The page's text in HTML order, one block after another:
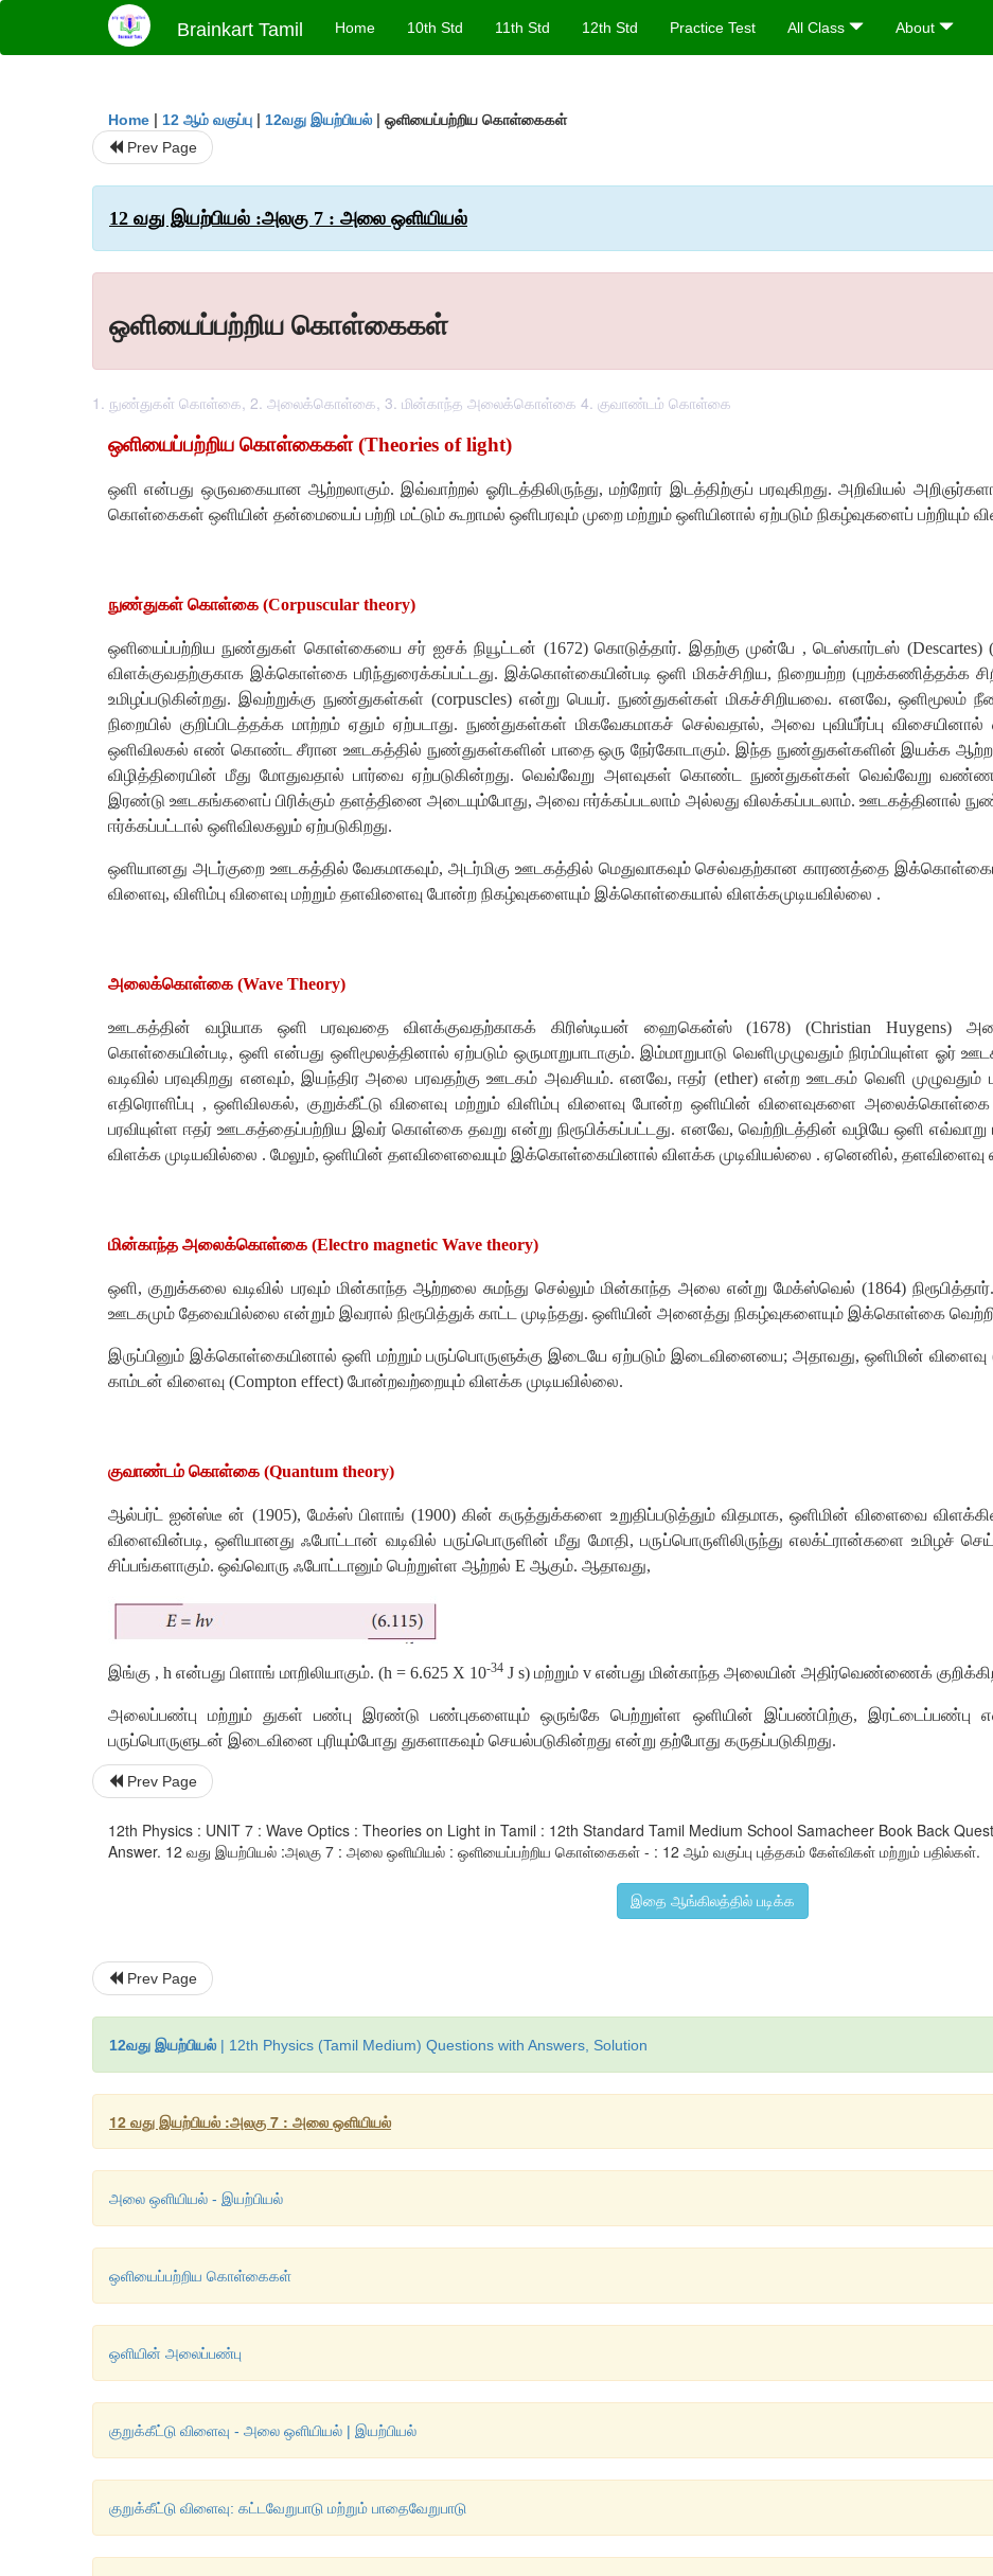
Brainkart Tamil Home 10th Std 11th Std 12th Std Practice Test All Class About
Home | 12 ஆம் வகுப்பு | 12வது இயற்பியல் | ஒளியைப்பற்றிய கொள்கைகள்
Prev Page
12 வது இயற்பியல் :அலகு 7 : அலை ஒளியியல்
ஒளியைப்பற்றிய கொள்கைகள்
1. நுண்துகள் கொள்கை, 2. அலைக்கொள்கை, 3. மின்காந்த அலைக்கொள்கை 4. குவாண்டம் கொள்கை
ஒளியைப்பற்றிய கொள்கைகள் (Theories of light)
ஒளி என்பது ஒருவகையான ஆற்றலாகும். இவ்வாற்றல் ஓரிடத்திலிருந்து, மற்றோர் இடத்திற்குப் பரவுகிறது. அறிவியல்
கொள்கைகள் ஒளியின் தன்மையைப் பற்றி மட்டும் கூறாமல் ஒளிபரவும் முறை மற்றும் ஒளியினால் ஏற்படும் நிகழ்வுகளைப் பற்றியும்
நுண்துகள் கொள்கை (Corpuscular theory)
ஒளியைப்பற்றிய நுண்துகள் கொள்கையை சர் ஐசக் நியூட்டன் (1672) கொடுத்தார். இதற்கு முன்பே , டெஸ்கார்டஸ் (Descartes)
விளக்குவதற்குகாக இக்கொள்கை பரிந்துரைக்கப்பட்டது. இக்கொள்கையின்படி ஒளி மிகச்சிறிய, நிறையற்ற (புறக்கணித்தக்க
உமிழப்படுகின்றது. இவற்றுக்கு நுண்துகள்கள் (corpuscles) என்று பெயர். நுண்துகள்கள் மிகச்சிறியவை. எனவே, ஒளிமூலம்
நிறையில் குறிப்பிடத்தக்க மாற்றம் ஏதும் ஏற்படாது. நுண்துகள்கள் மிகவேகமாகச் செல்வதால், அவை புவியீர்ப்பு
ஒளிவிலகல் எண் கொண்ட சீரான ஊடகத்தில் நுண்துகள்களின் பாதை ஒரு நேர்கோடாகும். இந்த நுண்துகள்களின் இயக்க
விழித்திரையின் மீது மோதுவதால் பார்வை ஏற்படுகின்றது. வெவ்வேறு அளவுகள் கொண்ட நுண்துகள்கள் வெவ்வேறு
இரண்டு ஊடகங்களைப் பிரிக்கும் தளத்தினை அடையும்போது, அவை ஈர்க்கப்படலாம் அல்லது விலக்கப்படலாம். ஊடகத்தினால்
ஈர்க்கப்பட்டால் ஒளிவிலகலும் ஏற்படுகிறது.
ஒளியானது அடர்குறை ஊடகத்தில் வேகமாகவும், அடர்மிகு ஊடகத்தில் மெதுவாகவும் செல்வதற்கான காரணத்தை
விளைவு, விளிம்பு விளைவு மற்றும் தளவிளைவு போன்ற நிகழ்வுகளையும் இக்கொள்கையால் விளக்கமுடியவில்லை .
அலைக்கொள்கை (Wave Theory)
ஊடகத்தின் வழியாக ஒளி பரவுவதை விளக்குவதற்காகக் கிரிஸ்டியன் ஹைகென்ஸ் (1678) (Christian Huygens)
கொள்கையின்படி, ஒளி என்பது ஒளிமூலத்தினால் ஏற்படும் ஒருமாறுபாடாகும். இம்மாறுபாடு வெளிமுழுவதும் நிரம்பியுள்ள
வடிவில் பரவுகிறது எனவும், இயந்திர அலை பரவதற்கு ஊடகம் அவசியம். எனவே, ஈதர் (ether) என்ற ஊடகம் வெளி முழுவதும்
எதிரொளிப்பு , ஒளிவிலகல், குறுக்கீட்டு விளைவு மற்றும் விளிம்பு விளைவு போன்ற ஒளியின் விளைவுகளை
பரவியுள்ள ஈதர் ஊடகத்தைப்பற்றிய இவர் கொள்கை தவறு என்று நிரூபிக்கப்பட்டது. எனவே, வெற்றிடத்தின் வழியே ஒளி
விளக்க முடியவில்லை . மேலும், ஒளியின் தளவிளைவையும் இக்கொள்கையினால் விளக்க முடிவியல்லை . ஏனெனில், தளவிளைவு
மின்காந்த அலைக்கொள்கை (Electro magnetic Wave theory)
ஒளி, குறுக்கலை வடிவில் பரவும் மின்காந்த ஆற்றலை சுமந்து செல்லும் மின்காந்த அலை என்று மேக்ஸ்வெல் (1864)
ஊடகமும் தேவையில்லை என்றும் இவரால் நிரூபித்துக் காட்ட முடிந்தது. ஒளியின் அனைத்து நிகழ்வுகளையும் இக்கொள்கை
இருப்பினும் இக்கொள்கையினால் ஒளி மற்றும் பருப்பொருளுக்கு இடையே ஏற்படும் இடைவினையை; அதாவது, ஒளிமின் விளைவு
காம்டன் விளைவு (Compton effect) போன்றவற்றையும் விளக்க முடியவில்லை.
குவாண்டம் கொள்கை (Quantum theory)
ஆல்பர்ட் ஐன்ஸ்டீ ன் (1905), மேக்ஸ் பிளாங் (1900) கின் கருத்துக்களை உறுதிப்படுத்தும் விதமாக, ஒளிமின் விளைவை
விளைவின்படி, ஒளியானது ஃபோட்டான் வடிவில் பருப்பொருளின் மீது மோதி, பருப்பொருளிலிருந்து எலக்ட்ரான்களை உமிழச்
சிப்பங்களாகும். ஒவ்வொரு ஃபோட்டானும் பெற்றுள்ள ஆற்றல் E ஆகும். ஆதாவது,
இங்கு , h என்பது பிளாங் மாறிலியாகும். (h = 6.625 X 10-34 J s) மற்றும் v என்பது மின்காந்த அலையின் அதிர்வெண்ணைக்
அலைப்பண்பு மற்றும் துகள் பண்பு இரண்டு பண்புகளையும் ஒருங்கே பெற்றுள்ள ஒளியின் இப்பண்பிற்கு, இரட்டைப்பண்பு
பருப்பொருளுடன் இடைவினை புரியும்போது துகளாகவும் செயல்படுகின்றது என்று தற்போது கருதப்படுகிறது.
Prev Page
12th Physics : UNIT 7 : Wave Optics : Theories on Light in Tamil : 12th Standard Tamil Medium School Samacheer Book Back
Answer. 12 வது இயற்பியல் :அலகு 7 : அலை ஒளியியல் : ஒளியைப்பற்றிய கொள்கைகள் - : 12 ஆம் வகுப்பு புத்தகம் கேள்விகள் மற்றும் பதில்கள்.
இதை ஆங்கிலத்தில் படிக்க
Prev Page
12வது இயற்பியல் | 12th Physics (Tamil Medium) Questions with Answers, Solution
12 வது இயற்பியல் :அலகு 7 : அலை ஒளியியல்
அலை ஒளியியல் - இயற்பியல்
ஒளியைப்பற்றிய கொள்கைகள்
ஒளியின் அலைப்பண்பு
குறுக்கீட்டு விளைவு - அலை ஒளியியல் | இயற்பியல்
குறுக்கீட்டு விளைவு: கட்டவேறுபாடு மற்றும் பாதைவேறுபாடு